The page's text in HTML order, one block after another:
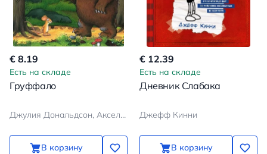
€ 8.19
Есть на складе
Груффало
Джулия Дональдсон, Аксель Шеффлер
В корзину
€ 12.39
Есть на складе
Дневник Слабака
Джефф Кинни
В корзину